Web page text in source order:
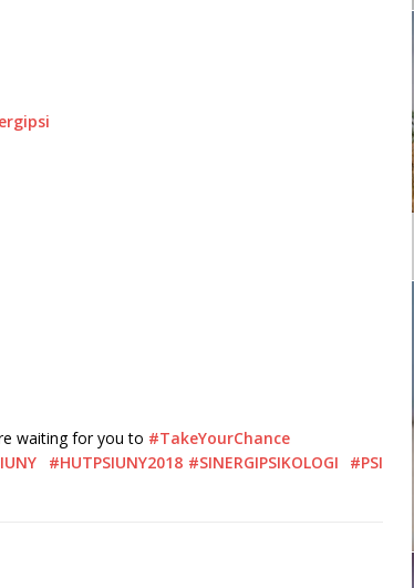
waiting for you to #TakeYourChance
#HUTPSIUNY2018 #SINERGIPSIKOLOGI
#PSI